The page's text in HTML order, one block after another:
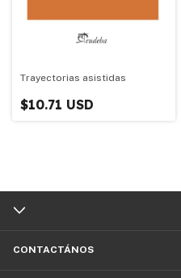
Trayectorias asistidas
$10.71 USD
CONTACTÁNOS